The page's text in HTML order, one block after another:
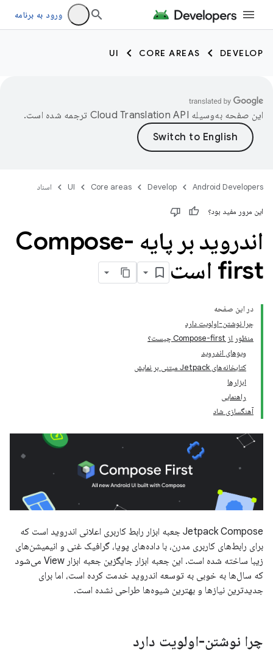
ورود به برنامه
DEVELOP
CORE AREAS
UI
این صفحه به‌وسیله ترجمه شده است.
Android Developers
Develop
Core areas
UI اسناد
این مرور مفید بود؟
اندروید بر پایه Compose-
first است
در این صفحه
چرا نوشتن-اولویت دارد
منظور از Compose-first چیست؟
ویوهای اندروید
کتابخانه‌های Jetpack مبتنی بر نمایش
ابزارها
راهنمایی
آهنگسازی شاد
Jetpack Compose جعبه ابزار رابط کاربری اعلانی اندروید است که
برای رابط‌های کاربری مدرن، با داده‌های پویا، گرافیک غنی و انیمیشن‌های
زیبا ساخته شده است. این جعبه ابزار جایگزین جعبه ابزار View می‌شود
که سال‌ها به خوبی به توسعه اندروید خدمت کرده است، اما برای
جدیدترین نیازها و بهترین شیوه‌ها طراحی نشده است.
چرا نوشتن-اولویت دارد